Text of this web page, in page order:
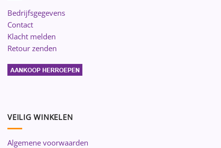
Bedrijfsgegevens
Contact
Klacht melden
Retour zenden
VEILIG WINKELEN
Algemene voorwaarden